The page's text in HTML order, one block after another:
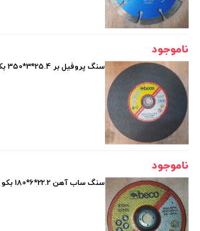
ناموجود
سنگ پروفیل بر 25.4*3*350 بکو مدل Beco BR35030
ناموجود
سنگ ساب آهن 22.2*6*180 بکو مدل Beco SA18060